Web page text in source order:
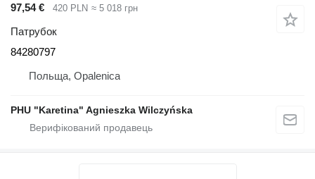
97,54 € 420 PLN ≈ 5 018 грн
Патрубок
84280797
Польща, Opalenica
PHU "Karetina" Agnieszka Wilczyńska